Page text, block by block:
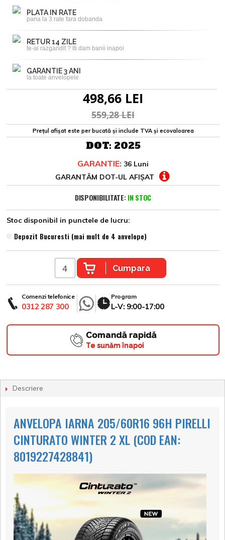
PLATA IN RATE
pana la 3 rate fara dobanda
RETUR 14 ZILE
te-ai razgandit ? Iti dam banii inapoi
GARANTIE 3 ANI
la toate anvelopele
498,66 LEI
559,28 LEI
Prețul afișat este per bucată și include TVA și ecovaloarea
DOT: 2025
GARANTIE: 36 Luni
GARANTĂM DOT-UL AFIȘAT
DISPONIBILITATE: IN STOC
Stoc disponibil in punctele de lucru:
Depozit Bucuresti (mai mult de 4 anvelope)
Cumpara
Comenzi telefonice
0312 287 300
Program
L-V: 9:00-17:00
Comandă rapidă
Te sunăm înapoi
Descriere
ANVELOPA IARNA 205/60R16 96H PIRELLI
CINTURATO WINTER 2 XL (COD EAN:
8019227428841)